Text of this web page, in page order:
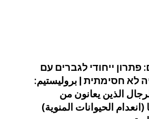
פתרון ייחודי לגברים עם
לא חסימתית | بروليستيم:
الذين يعانون من
(انعدام الحيوانات المنوية)